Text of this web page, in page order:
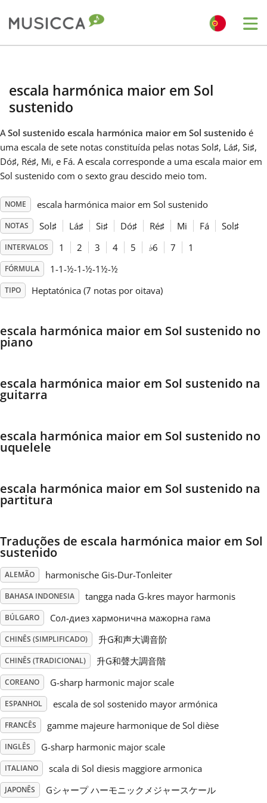
Български
Dansk
Deutsch
Español
Français
한국어
日本語
Русский
Svenska
Tiếng Việt
Українська
简体中文
繁體中文
escala harmónica maior em Sol
sustenido
ASol sustenido escala harmónica maior em Sol sustenido é
uma escala de sete notas constituída pelas notas Sol♯, Lá♯, Si♯,
Dó♯, Ré♯, Mi, e Fá. A escala corresponde a uma escala maior em
Sol sustenido com o sexto grau descido meio tom.
NOME escala harmónica maior em Sol sustenido
NOTAS Sol♯ Lá♯ Si♯ Dó♯ Ré♯ Mi Fá Sol♯
INTERVALOS 1 2 3 4 5 ♭6 7 1
FÓRMULA 1-1-½-1-½-1½-½
TIPO Heptatónica (7 notas por oitava)
escala harmónica maior em Sol sustenido no
piano
escala harmónica maior em Sol sustenido na
guitarra
escala harmónica maior em Sol sustenido no
uquelele
escala harmónica maior em Sol sustenido na
partitura
Traduções de escala harmónica maior em Sol
sustenido
ALEMÃO harmonische Gis-Dur-Tonleiter
BAHASA INDONESIA tangga nada G-kres mayor harmonis
BÚLGARO Сол-диез хармонична мажорна гама
CHINÊS (SIMPLIFICADO) 升G和声大调音阶
CHINÊS (TRADICIONAL) 升G和聲大調音階
COREANO G-sharp harmonic major scale
ESPANHOL escala de sol sostenido mayor armónica
FRANCÊS gamme majeure harmonique de Sol dièse
INGLÊS G-sharp harmonic major scale
ITALIANO scala di Sol diesis maggiore armonica
JAPONÊS Gシャープ ハーモニックメジャースケール